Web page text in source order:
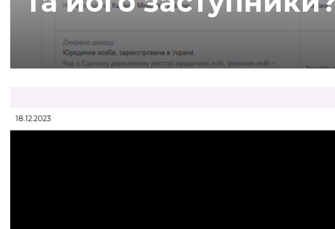
18.12.2023